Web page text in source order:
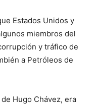
Estados Unidos y
miembros del
y tráfico de
a Petróleos de
Hugo Chávez, era